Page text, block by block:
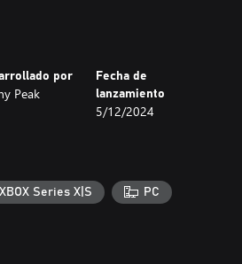
Olivier Esman.
Scoring Orchestra Paris, grabada
y escrita por el compositor
familias de instrumentos: cuerda,
y reúne a músicos. Haz que
por
Peak
Fecha de
lanzamiento
5/12/2024
XBOX Series X|S PC